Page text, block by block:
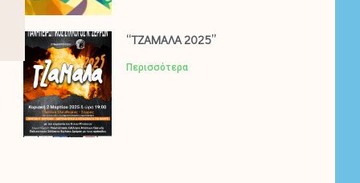
“ΤΖΑΜΑΛΑ 2025”
Περισσότερα